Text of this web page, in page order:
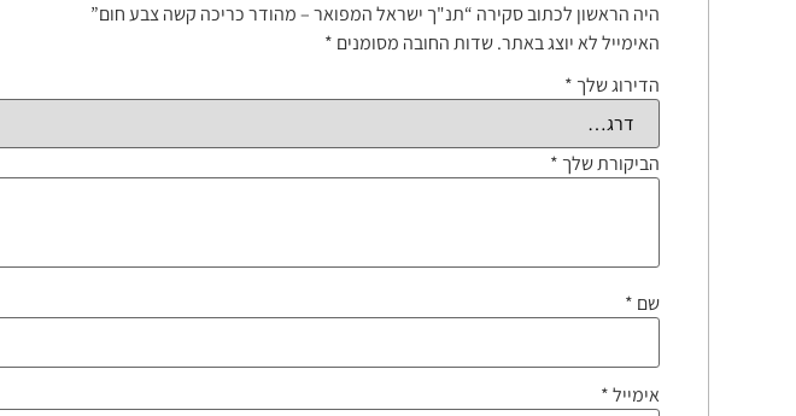
היה הראשון לכתוב סקירה “תנ"ך ישראל המפואר – מהודר כריכה קשה צבע חום”
האימייל לא יוצג באתר.שדות החובה מסומנים *
הדירוג שלך *
הביקורת שלך *
שם *
אימייל*